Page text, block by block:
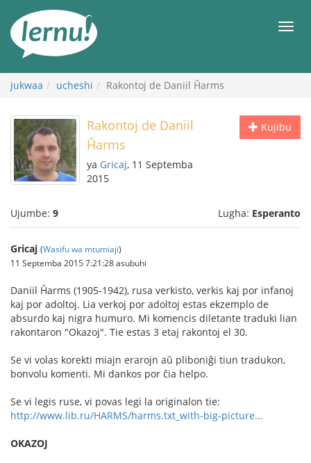
maudhui
jukwaa ucheshi Rakontoj de Daniil Ĥarms
Kujibu
Rakontoj de Daniil
Ĥarms
ya Gricaj, 11 Septemba
2015
Ujumbe: 9 Lugha: Esperanto
Gricaj (Wasifu wa mtumiaji)
11 Septemba 2015 7:21:28 asubuhi
Daniil Ĥarms (1905-1942), rusa verkisto, verkis kaj por infanoj
kaj por adoltoj. Lia verkoj por adoltoj estas ekzemplo de
absurdo kaj nigra humuro. Mi komencis diletante traduki lian
rakontaron "Okazoj". Tie estas 3 etaj rakontoj el 30.
Se vi volas korekti miajn erarojn aŭ pliboniĝi tiun tradukon,
bonvolu komenti. Mi dankos por ĉia helpo.
Se vi legis ruse, vi povas legi la originalon tie:
http://www.lib.ru/HARMS/harms.txt_with-big-picture...
OKAZOJ